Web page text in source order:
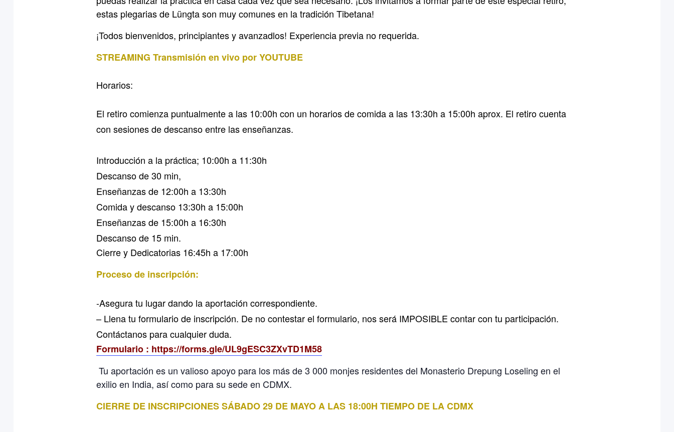
estas plegarias de Lüngta son muy comunes en la tradición Tibetana!
¡Todos bienvenidos, principiantes y avanzadlos! Experiencia previa no requerida.
STREAMING Transmisión en vivo por YOUTUBE
Horarios:
El retiro comienza puntualmente a las 10:00h con un horarios de comida a las 13:30h a 15:00h aprox. El retiro cuenta
con sesiones de descanso entre las enseñanzas.
Introducción a la práctica; 10:00h a 11:30h
Descanso de 30 min,
Enseñanzas de 12:00h a 13:30h
Comida y descanso 13:30h a 15:00h
Enseñanzas de 15:00h a 16:30h
Descanso de 15 min.
Cierre y Dedicatorias 16:45h a 17:00h
Proceso de inscripción:
-Asegura tu lugar dando la aportación correspondiente.
– Llena tu formulario de inscripción. De no contestar el formulario, nos será IMPOSIBLE contar con tu participación.
Contáctanos para cualquier duda.
Formulario : https://forms.gle/UL9gESC3ZXvTD1M58
Tu aportación es un valioso apoyo para los más de 3 000 monjes residentes del Monasterio Drepung Loseling en el
exilio en India, así como para su sede en CDMX.
CIERRE DE INSCRIPCIONES SÁBADO 29 DE MAYO A LAS 18:00H TIEMPO DE LA CDMX